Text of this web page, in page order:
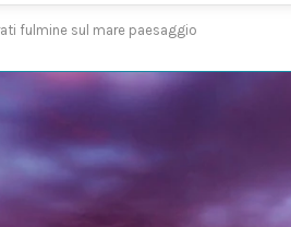
fulmine sul mare paesaggio